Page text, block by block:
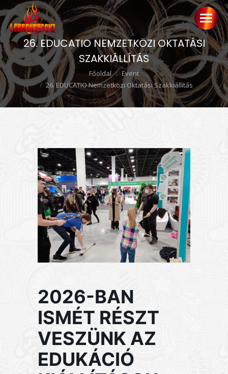
26. EDUCATIO NEMZETKÖZI OKTATÁSI
SZAKKIÁLLÍTÁS
Ön itt van: Főoldal
Event
26. EDUCATIO Nemzetközi Oktatási Szakkiállítás
2026-BAN
ISMÉT RÉSZT
VESZÜNK AZ
EDUKÁCIÓ